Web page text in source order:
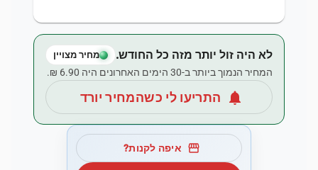
לא היה זול יותר מזה כל החודש. מחיר מצויין
המחיר הנמוך ביותר ב-30 הימים האחרונים היה ‏6.90 ‏₪.
notifications התריעו לי כשהמחיר יורד
storefront איפה לקנות?